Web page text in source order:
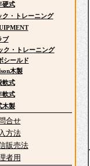
硬式
ク・トレーニング
ブ
ク・トレーニング
シールド
木製
軟式
軟式
木製
合せ
方法
販売法
者用